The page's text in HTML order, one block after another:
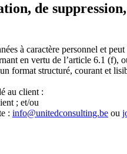
de
à caractère personnel et
en vertu de l’article 6.1 (f),
format structuré, courant et
au client :
; et/ou
: info@unitedconsulting.be ou